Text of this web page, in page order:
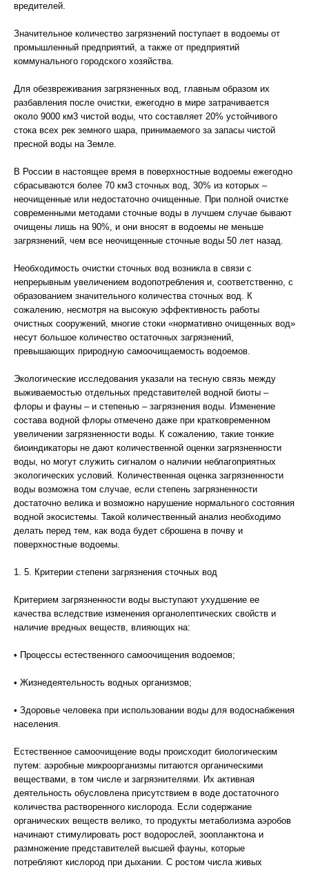
вредителей.
Значительное количество загрязнений поступает в водоемы от
промышленный предприятий, а также от предприятий
коммунального городского хозяйства.
Для обезвреживания загрязненных вод, главным образом их
разбавления после очистки, ежегодно в мире затрачивается
около 9000 км3 чистой воды, что составляет 20% устойчивого
стока всех рек земного шара, принимаемого за запасы чистой
пресной воды на Земле.
В России в настоящее время в поверхностные водоемы ежегодно
сбрасываются более 70 км3 сточных вод, 30% из которых –
неочищенные или недостаточно очищенные. При полной очистке
современными методами сточные воды в лучшем случае бывают
очищены лишь на 90%, и они вносят в водоемы не меньше
загрязнений, чем все неочищенные сточные воды 50 лет назад.
Необходимость очистки сточных вод возникла в связи с
непрерывным увеличением водопотребления и, соответственно, с
образованием значительного количества сточных вод. К
сожалению, несмотря на высокую эффективность работы
очистных сооружений, многие стоки «нормативно очищенных вод»
несут большое количество остаточных загрязнений,
превышающих природную самоочищаемость водоемов.
Экологические исследования указали на тесную связь между
выживаемостью отдельных представителей водной биоты –
флоры и фауны – и степенью – загрязнения воды. Изменение
состава водной флоры отмечено даже при кратковременном
увеличении загрязненности воды. К сожалению, такие тонкие
биоиндикаторы не дают количественной оценки загрязненности
воды, но могут служить сигналом о наличии неблагоприятных
экологических условий. Количественная оценка загрязненности
воды возможна том случае, если степень загрязненности
достаточно велика и возможно нарушение нормального состояния
водной экосистемы. Такой количественный анализ необходимо
делать перед тем, как вода будет сброшена в почву и
поверхностные водоемы.
1. 5. Критерии степени загрязнения сточных вод
Критерием загрязненности воды выступают ухудшение ее
качества вследствие изменения органолептических свойств и
наличие вредных веществ, влияющих на:
• Процессы естественного самоочищения водоемов;
• Жизнедеятельность водных организмов;
• Здоровье человека при использовании воды для водоснабжения
населения.
Естественное самоочищение воды происходит биологическим
путем: аэробные микроорганизмы питаются органическими
веществами, в том числе и загрязнителями. Их активная
деятельность обусловлена присутствием в воде достаточного
количества растворенного кислорода. Если содержание
органических веществ велико, то продукты метаболизма аэробов
начинают стимулировать рост водорослей, зоопланктона и
размножение представителей высшей фауны, которые
потребляют кислород при дыхании. С ростом числа живых